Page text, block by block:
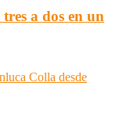
a dos en un